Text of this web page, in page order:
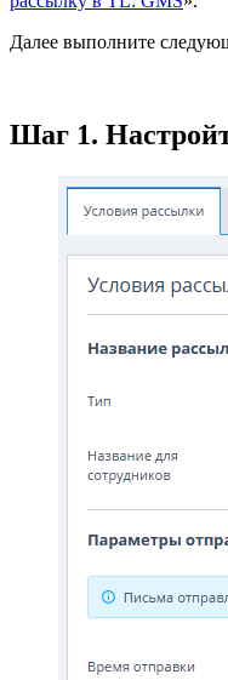
Далее выполните
Шаг 1.